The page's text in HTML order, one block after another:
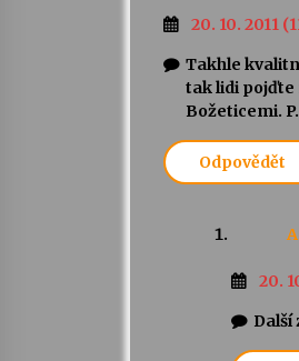
20. 10. 2011
Takhle
tak lidi pojďte
Božeticemi. P.
Odpovědět
20.
Další